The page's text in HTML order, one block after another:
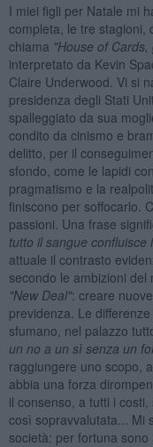
I miei figli per Natale mi
completa, le tre stagioni,
chiama "House of
interpretato da Kevin
Claire Underwood. Vi si
presidenza degli Stati
spalleggiato da sua
condito da cinismo e
delitto, per il
sfondo, come le lapidi
pragmatismo e la
finiscono per soffocarlo.
passioni. Una frase
tutto il sangue confluisce
attuale il contrasto
secondo le ambizioni
"New Deal": creare
previdenza. Le
sfumano, nel palazzo
un no a un sì senza un
raggiungere uno scopo,
abbia una forza
il consenso, a tutti i
così sopravvalutata... Mi
società: per fortuna sono